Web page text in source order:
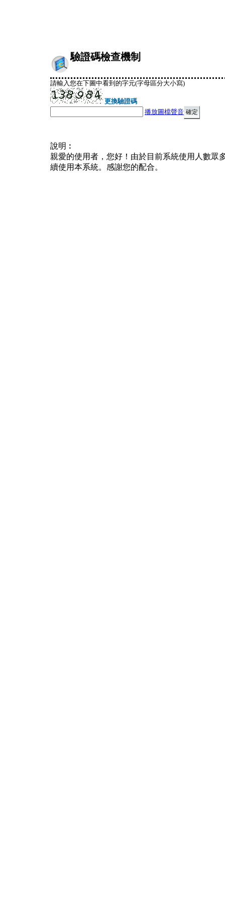
驗證碼檢查機制
請輸入您在下圖中看到的字元(字母區分大小寫)
更換驗證碼
播放圖檔聲音
說明︰
親愛的使用者，您好！由於目前系統使用人數眾
續使用本系統。感謝您的配合。